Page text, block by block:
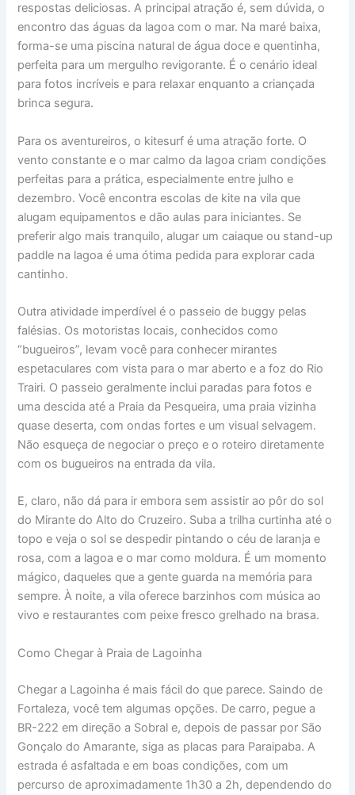
respostas deliciosas. A principal atração é, sem dúvida, o
encontro das águas da lagoa com o mar. Na maré baixa,
forma-se uma piscina natural de água doce e quentinha,
perfeita para um mergulho revigorante. É o cenário ideal
para fotos incríveis e para relaxar enquanto a criançada
brinca segura.
Para os aventureiros, o kitesurf é uma atração forte. O
vento constante e o mar calmo da lagoa criam condições
perfeitas para a prática, especialmente entre julho e
dezembro. Você encontra escolas de kite na vila que
alugam equipamentos e dão aulas para iniciantes. Se
preferir algo mais tranquilo, alugar um caiaque ou stand-up
paddle na lagoa é uma ótima pedida para explorar cada
cantinho.
Outra atividade imperdível é o passeio de buggy pelas
falésias. Os motoristas locais, conhecidos como
“bugueiros”, levam você para conhecer mirantes
espetaculares com vista para o mar aberto e a foz do Rio
Trairi. O passeio geralmente inclui paradas para fotos e
uma descida até a Praia da Pesqueira, uma praia vizinha
quase deserta, com ondas fortes e um visual selvagem.
Não esqueça de negociar o preço e o roteiro diretamente
com os bugueiros na entrada da vila.
E, claro, não dá para ir embora sem assistir ao pôr do sol
do Mirante do Alto do Cruzeiro. Suba a trilha curtinha até o
topo e veja o sol se despedir pintando o céu de laranja e
rosa, com a lagoa e o mar como moldura. É um momento
mágico, daqueles que a gente guarda na memória para
sempre. À noite, a vila oferece barzinhos com música ao
vivo e restaurantes com peixe fresco grelhado na brasa.
Como Chegar à Praia de Lagoinha
Chegar a Lagoinha é mais fácil do que parece. Saindo de
Fortaleza, você tem algumas opções. De carro, pegue a
BR-222 em direção a Sobral e, depois de passar por São
Gonçalo do Amarante, siga as placas para Paraipaba. A
estrada é asfaltada e em boas condições, com um
percurso de aproximadamente 1h30 a 2h, dependendo do